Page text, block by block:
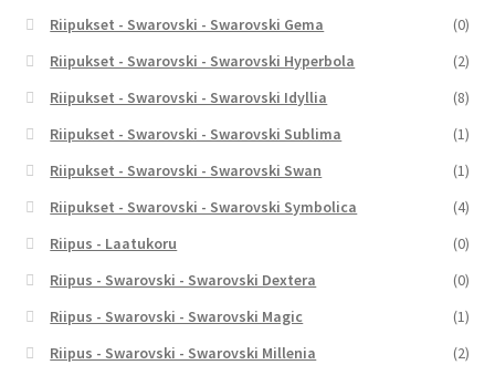
Riipukset - Swarovski - Swarovski Gema
(0)
Riipukset - Swarovski - Swarovski Hyperbola
(2)
Riipukset - Swarovski - Swarovski Idyllia
(8)
Riipukset - Swarovski - Swarovski Sublima
(1)
Riipukset - Swarovski - Swarovski Swan
(1)
Riipukset - Swarovski - Swarovski Symbolica
(4)
Riipus - Laatukoru
(0)
Riipus - Swarovski - Swarovski Dextera
(0)
Riipus - Swarovski - Swarovski Magic
(1)
Riipus - Swarovski - Swarovski Millenia
(2)